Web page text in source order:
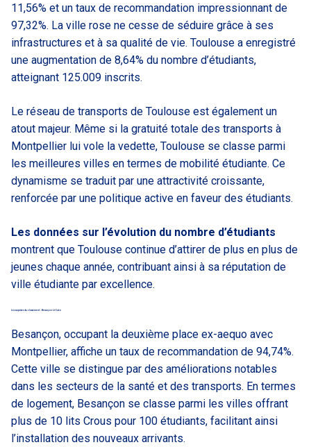
11,56% et un taux de recommandation impressionnant de
97,32%. La ville rose ne cesse de séduire grâce à ses
infrastructures et à sa qualité de vie. Toulouse a enregistré
une augmentation de 8,64% du nombre d’étudiants,
atteignant 125.009 inscrits.
Le réseau de transports de Toulouse est également un
atout majeur. Même si la gratuité totale des transports à
Montpellier lui vole la vedette, Toulouse se classe parmi
les meilleures villes en termes de mobilité étudiante. Ce
dynamisme se traduit par une attractivité croissante,
renforcée par une politique active en faveur des étudiants.
Les données sur l’évolution du nombre d’étudiants
montrent que Toulouse continue d’attirer de plus en plus de
jeunes chaque année, contribuant ainsi à sa réputation de
ville étudiante par excellence.
Les surprises du classement : Besançon et Caen
Besançon, occupant la deuxième place ex-aequo avec
Montpellier, affiche un taux de recommandation de 94,74%.
Cette ville se distingue par des améliorations notables
dans les secteurs de la santé et des transports. En termes
de logement, Besançon se classe parmi les villes offrant
plus de 10 lits Crous pour 100 étudiants, facilitant ainsi
l’installation des nouveaux arrivants.